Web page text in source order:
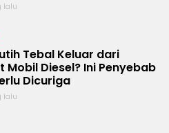
lalu
Tebal Keluar dari
Mobil Diesel? Ini Penyebab
Dicuriga
lalu